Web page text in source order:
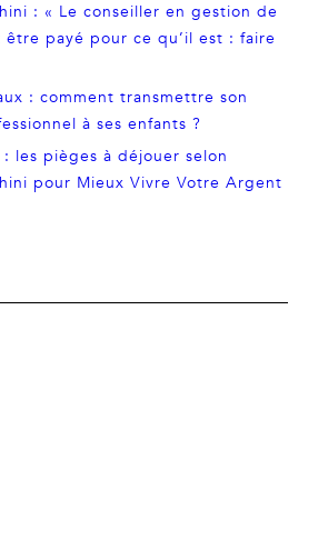
: « Le conseiller en gestion de
payé pour ce qu’il est : faire
: comment transmettre son
à ses enfants ?
les pièges à déjouer selon
pour Mieux Vivre Votre Argent